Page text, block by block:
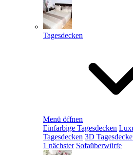
Tagesdecken
Menü öffnen
Einfarbige Tagesdecken
Tagesdecken 3D
1 nächster Sofaüberwürfe